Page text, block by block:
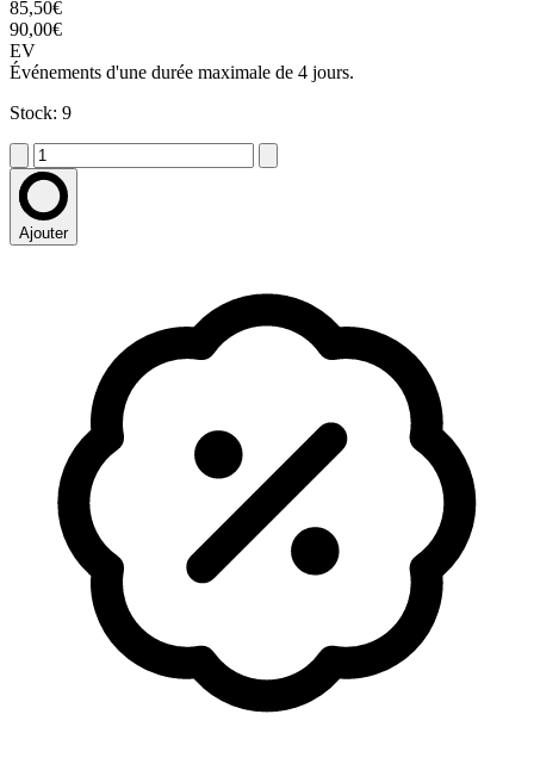
85,50€
90,00€
EV
Événements d'une durée maximale de 4 jours.
Stock: 9
Ajouter